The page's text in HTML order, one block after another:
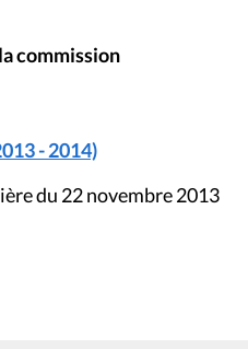
commission
- 2014)
du 22 novembre 2013